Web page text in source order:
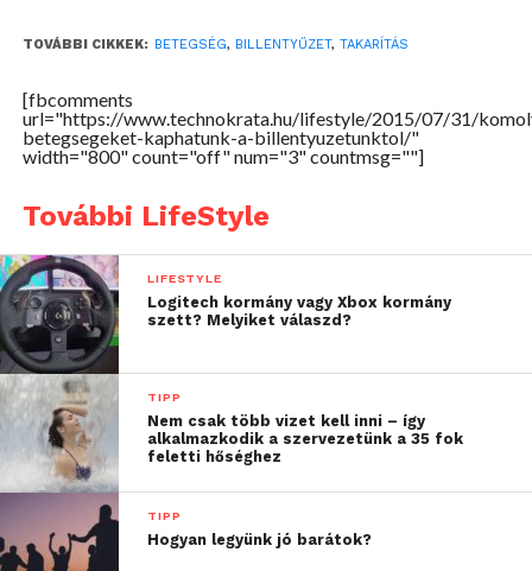
a PC automatikusan lekapcsolhat. Ilyen esetben
tisztítógélt vagy tisztítóhabot. Lézetik speciális,
LCD-törlőkendő is. Ha otthon szeretnénk ezt
megoldani, puha, vizes-ecetes keverékkel átitatott
szagtalanít és fertőtlenít.
TOVÁBBI CIKKEK: BETEGSÉG, BILLENTYŰZET, TAKARÍTÁS
[fbcomments
url="https://www.technokrata.hu/lifestyle/2015/07/31/
betegsegeket-kaphatunk-a-billentyuzetunktol/"
width="800" count="off" num="3" countmsg=""]
További LifeStyle
LIFESTYLE
Logitech kormány vagy Xbox kormány
szett? Melyiket válaszd?
TIPP
Nem csak több vizet kell inni – így
alkalmazkodik a szervezetünk a 35 fok
feletti hőséghez
TIPP
Hogyan legyünk jó barátok?